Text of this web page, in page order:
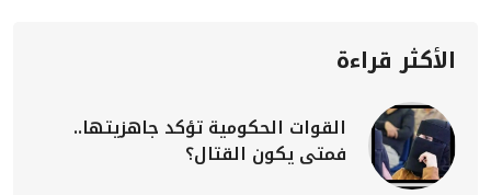
الأكثر قراءة
القوات الحكومية تؤكد جاهزيتها..
فمتى يكون القتال؟